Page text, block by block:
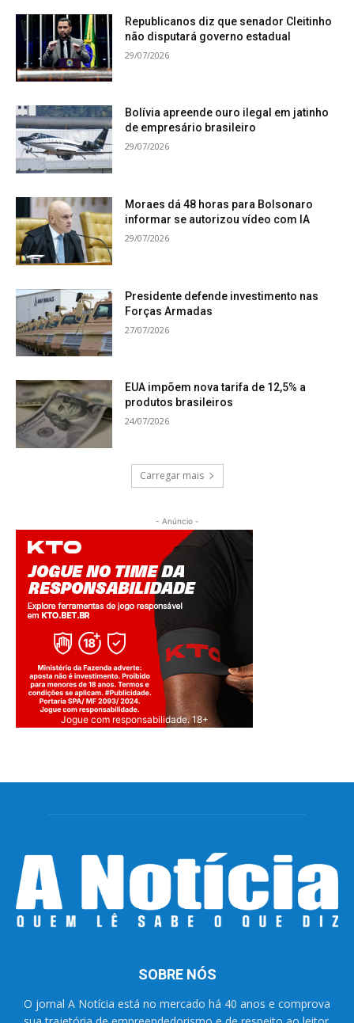
Republicanos diz que senador Cleitinho
não disputará governo estadual
29/07/2026
Bolívia apreende ouro ilegal em jatinho
de empresário brasileiro
29/07/2026
Moraes dá 48 horas para Bolsonaro
informar se autorizou vídeo com IA
29/07/2026
Presidente defende investimento nas
Forças Armadas
27/07/2026
EUA impõem nova tarifa de 12,5% a
produtos brasileiros
24/07/2026
Carregar mais
- Anúncio -
Jogue com responsabilidade. 18+
SOBRE NÓS
O jornal A Notícia está no mercado há 40 anos e comprova